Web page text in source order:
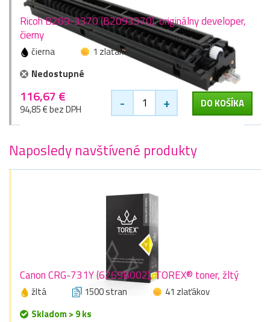
Ricoh B209-3370 (B2093370), originálny developer,
čierny
čierna
1 zlaťák
Nedostupné
116,67 €
94,85 € bez DPH - + DO KOŠÍKA
Naposledy navštívené produkty
Canon CRG-731Y (6269B002), TOREX® toner, žltý
žltá 1500 stran
41 zlaťákov
Skladom > 9 ks